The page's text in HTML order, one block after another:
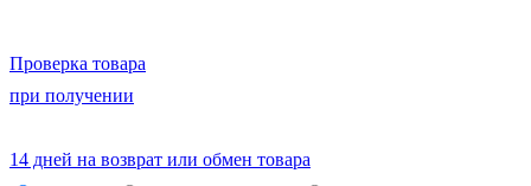
Проверка товара
при получении
14 дней на возврат или обмен товара